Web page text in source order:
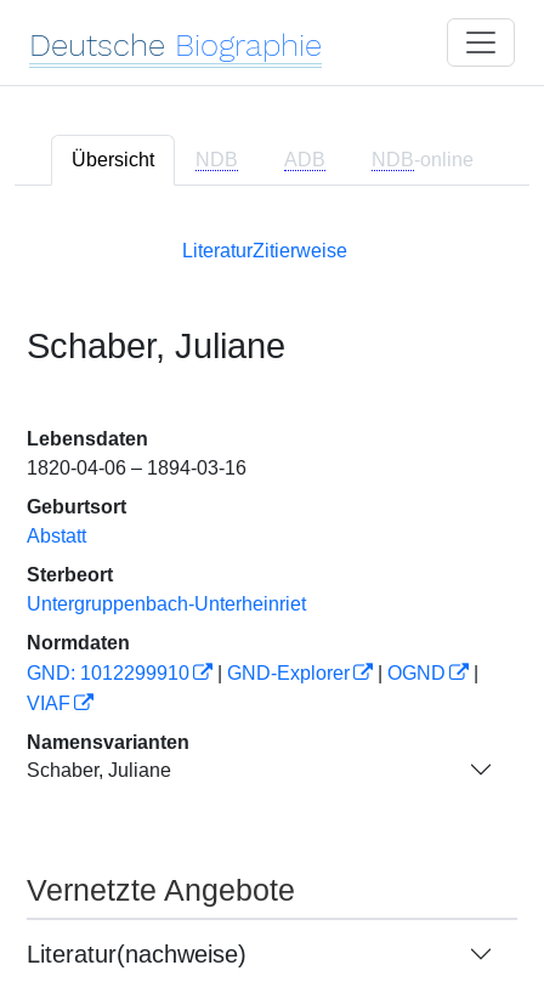
Deutsche Biographie
Übersicht NDB ADB NDB-online
LiteraturZitierweise
Schaber, Juliane
Lebensdaten
1820-04-06 – 1894-03-16
Geburtsort
Abstatt
Sterbeort
Untergruppenbach-Unterheinriet
Normdaten
GND: 1012299910
GND-Explorer OGND
VIAF
Namensvarianten
Schaber, Juliane
Vernetzte Angebote
Literatur(nachweise)